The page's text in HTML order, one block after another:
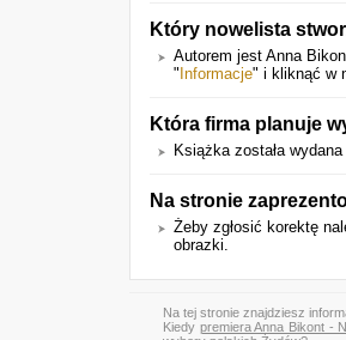
Który nowelista
Autorem jest Anna
" Informacje" i kliknąć w
Która firma planuje
Książka została
Na stronie
Żeby zgłosić korektę
obrazki.
Na tej stronie znajdziesz
Kiedy premiera Anna Bikont -